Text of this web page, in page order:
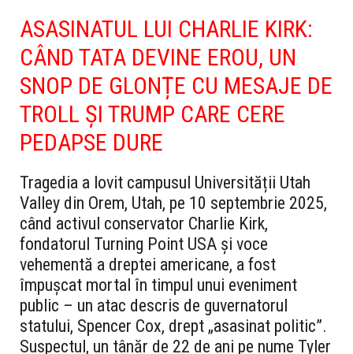
ASASINATUL LUI CHARLIE KIRK:
CÂND TATA DEVINE EROU, UN
SNOP DE GLONȚE CU MESAJE DE
TROLL ȘI TRUMP CARE CERE
PEDAPSE DURE
Tragedia a lovit campusul Universității Utah
Valley din Orem, Utah, pe 10 septembrie 2025,
când activul conservator Charlie Kirk,
fondatorul Turning Point USA și voce
vehementă a dreptei americane, a fost
împușcat mortal în timpul unui eveniment
public – un atac descris de guvernatorul
statului, Spencer Cox, drept „asasinat politic”.
Suspectul, un tânăr de 22 de ani pe nume Tyler